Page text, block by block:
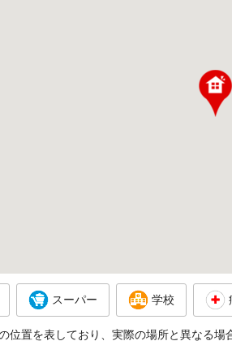
スーパー 学校
位置を表しており、実際の場所と異なる